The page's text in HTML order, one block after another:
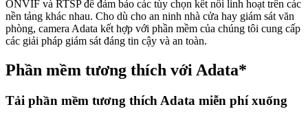
ONVIF và RTSP để đảm bảo các tùy chọn kết nối linh hoạt trên các
nền tảng khác nhau. Cho dù cho an ninh nhà cửa hay giám sát văn
phòng, camera Adata kết hợp với phần mềm của chúng tôi cung cấp
các giải pháp giám sát đáng tin cậy và an toàn.
Phần mềm tương thích với Adata*
Tải phần mềm tương thích Adata miễn phí xuống